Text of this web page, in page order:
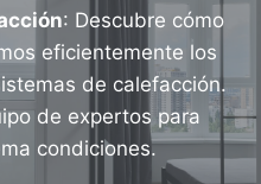
: Descubre cómo
eficientemente los
de calefacción.
de expertos para
condiciones.